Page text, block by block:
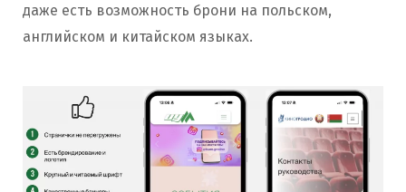
даже есть возможность брони на польском,
английском и китайском языках.